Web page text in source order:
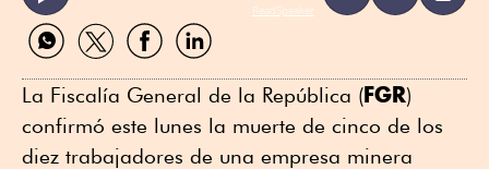
ReadSpeaker
Compartir
por
Compartir
por
Compartir
por
Compartir
por
La Fiscalía General de la República (FGR)
confirmó este lunes la muerte de cinco de los
diez trabajadores de una empresa minera